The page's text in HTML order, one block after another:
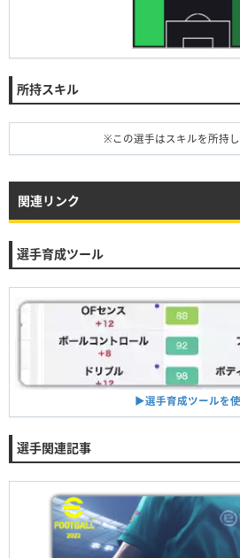
所持スキル
※この選手はスキルを所持
関連リンク
選手育成ツール
▶︎選手育成ツールを使
選手関連記事